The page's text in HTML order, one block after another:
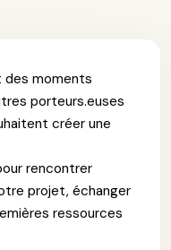
des moments
porteurs.euses
créer une
rencontrer
projet, échanger
ressources